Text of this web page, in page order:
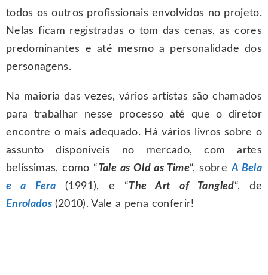
todos os outros profissionais envolvidos no projeto.
Nelas ficam registradas o tom das cenas, as cores
predominantes e até mesmo a personalidade dos
personagens.
Na maioria das vezes, vários artistas são chamados
para trabalhar nesse processo até que o diretor
encontre o mais adequado. Há vários livros sobre o
assunto disponíveis no mercado, com artes
belíssimas, como “Tale as Old as Time“, sobre A Bela
e a Fera (1991), e “The Art of Tangled“, de
Enrolados (2010). Vale a pena conferir!